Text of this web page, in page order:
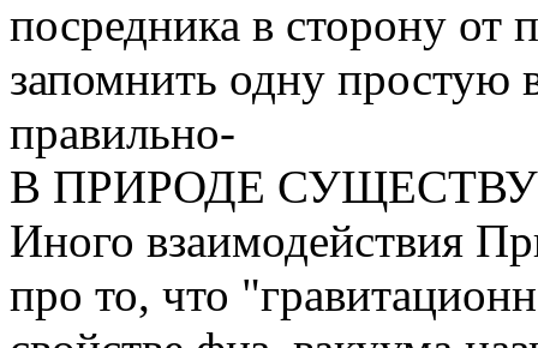
посредника в сторону от
запомнить одну простую
правильно-
В ПРИРОДЕ
Иного взаимодействия
про то, что